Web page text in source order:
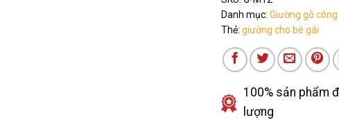
Danh mục: Giường gỗ
Thẻ: giường cho bé gái
100% sản phẩm
lượng